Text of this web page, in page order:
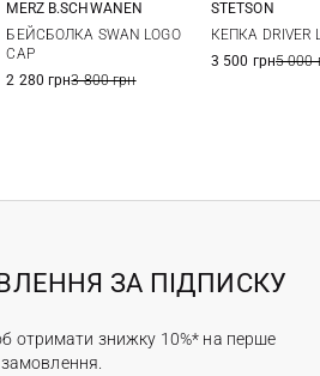
MERZ B.SCHWANEN
БЕЙСБОЛКА SWAN LOGO
CAP
2 280 грн3 800 грн
STETSON
КЕПКА DRIVER
3 500 грн5 000
ЗА ПІДПИСКУ
отримати знижку 10%* на перше
замовлення.